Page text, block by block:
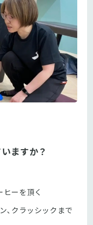
ますか？
ーを頂く
、クラッシックまで